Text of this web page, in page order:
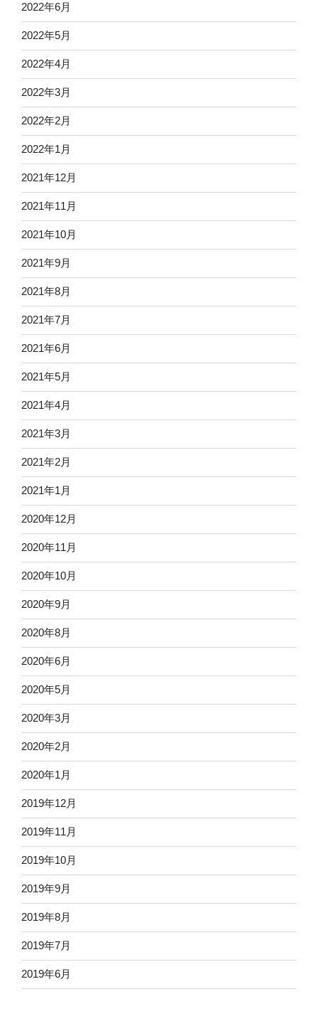
2022年6月
2022年5月
2022年4月
2022年3月
2022年2月
2022年1月
2021年12月
2021年11月
2021年10月
2021年9月
2021年8月
2021年7月
2021年6月
2021年5月
2021年4月
2021年3月
2021年2月
2021年1月
2020年12月
2020年11月
2020年10月
2020年9月
2020年8月
2020年6月
2020年5月
2020年3月
2020年2月
2020年1月
2019年12月
2019年11月
2019年10月
2019年9月
2019年8月
2019年7月
2019年6月